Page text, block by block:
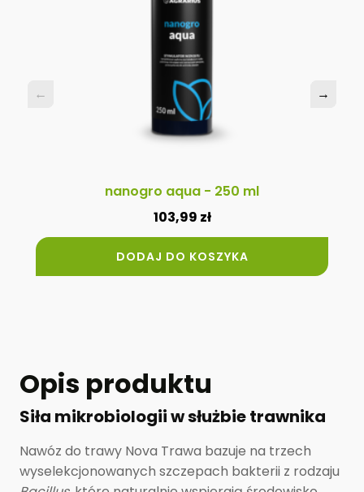
nanogro aqua - 250 ml
103,99 zł
DODAJ DO KOSZYKA
← →
← →
Opis produktu
Siła mikrobiologii w służbie trawnika
Nawóz do trawy Nova Trawa bazuje na trzech
wyselekcjonowanych szczepach bakterii z rodzaju